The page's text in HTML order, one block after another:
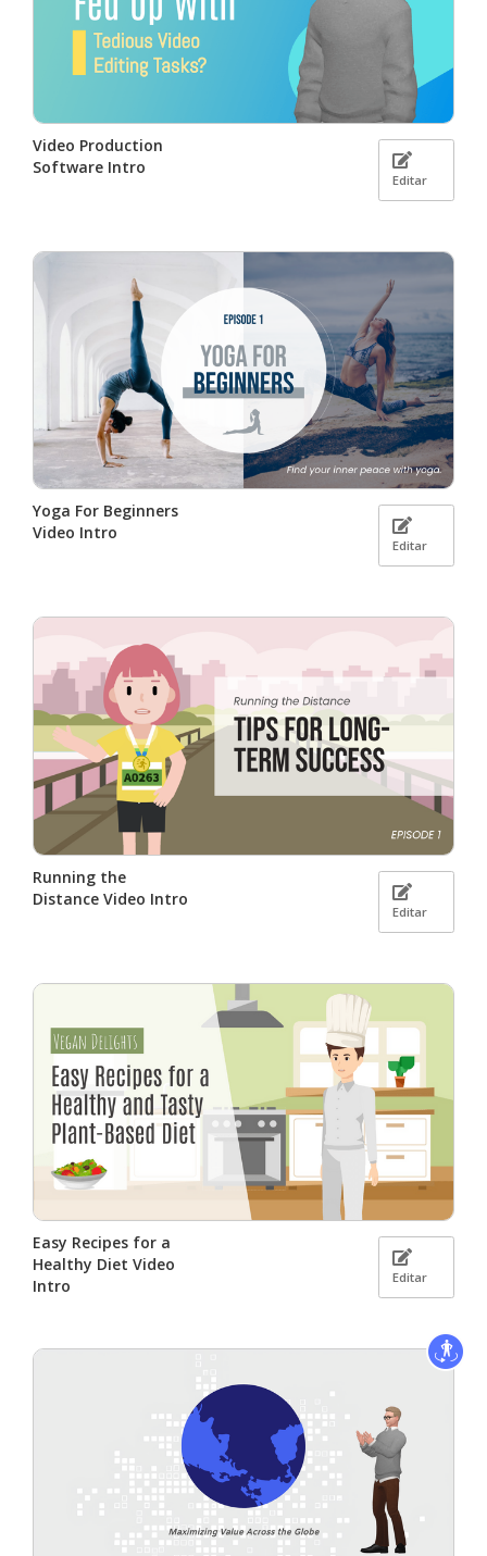
Video Production
Software Intro
Editar
Yoga For Beginners
Video Intro
Editar
Running the
Distance Video Intro
Editar
Easy Recipes for a
Healthy Diet Video
Intro
Editar